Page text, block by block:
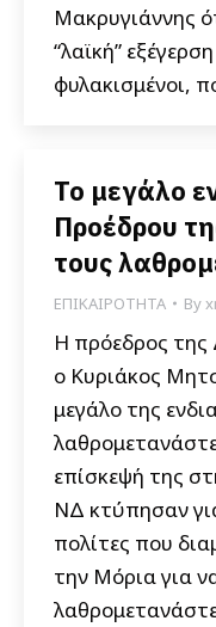
Μακρυγιάννης
“λαϊκή”
φυλακισμένοι,
Το μεγάλο
Προέδρου
τους
ΕΠΙΚΑΙΡΟΤΗΤΑ By
Η πρόεδρος της
ο Κυριάκος
μεγάλο της
επίσκεψή της
ΝΔ κτύπησαν
πολίτες που
την Μόρια για